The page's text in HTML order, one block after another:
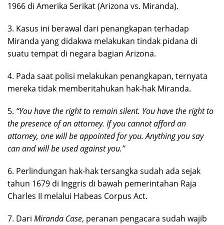
1966 di Amerika Serikat (Arizona vs. Miranda).
3. Kasus ini berawal dari penangkapan terhadap
Miranda yang didakwa melakukan tindak pidana di
suatu tempat di negara bagian Arizona.
4. Pada saat polisi melakukan penangkapan, ternyata
mereka tidak memberitahukan hak-hak Miranda.
5. “You have the right to remain silent. You have the right to
the presence of an attorney. If you cannot afford an
attorney, one will be appointed for you. Anything you say
can and will be used against you.”
6. Perlindungan hak-hak tersangka sudah ada sejak
tahun 1679 di Inggris di bawah pemerintahan Raja
Charles II melalui Habeas Corpus Act.
7. Dari Miranda Case, peranan pengacara sudah wajib